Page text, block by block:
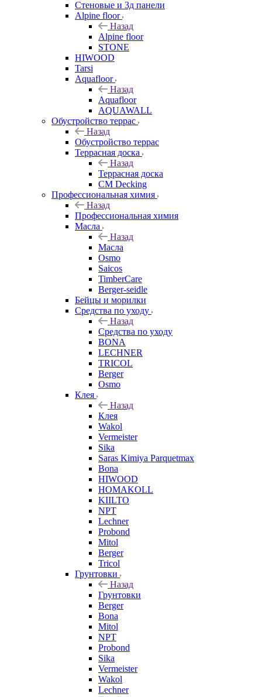
Стеновые и 3д панели
Alpine floor
Назад
Alpine floor
STONE
HIWOOD
Tarsi
Aquafloor
Назад
Aquafloor
AQUAWALL
Обустройство террас
Назад
Обустройство террас
Террасная доска
Назад
Террасная доска
CM Decking
Профессиональная химия
Назад
Профессиональная химия
Масла
Назад
Масла
Osmo
Saicos
TimberCare
Berger-seidle
Бейцы и морилки
Средства по уходу
Назад
Средства по уходу
BONA
LECHNER
TRICOL
Berger
Osmo
Клея
Назад
Клея
Wakol
Vermeister
Sika
Saras Kimiya Parquetmax
Bona
HIWOOD
HOMAKOLL
KIILTO
NPT
Lechner
Probond
Mitol
Berger
Tricol
Грунтовки
Назад
Грунтовки
Berger
Bona
Mitol
NPT
Probond
Sika
Vermeister
Wakol
Lechner